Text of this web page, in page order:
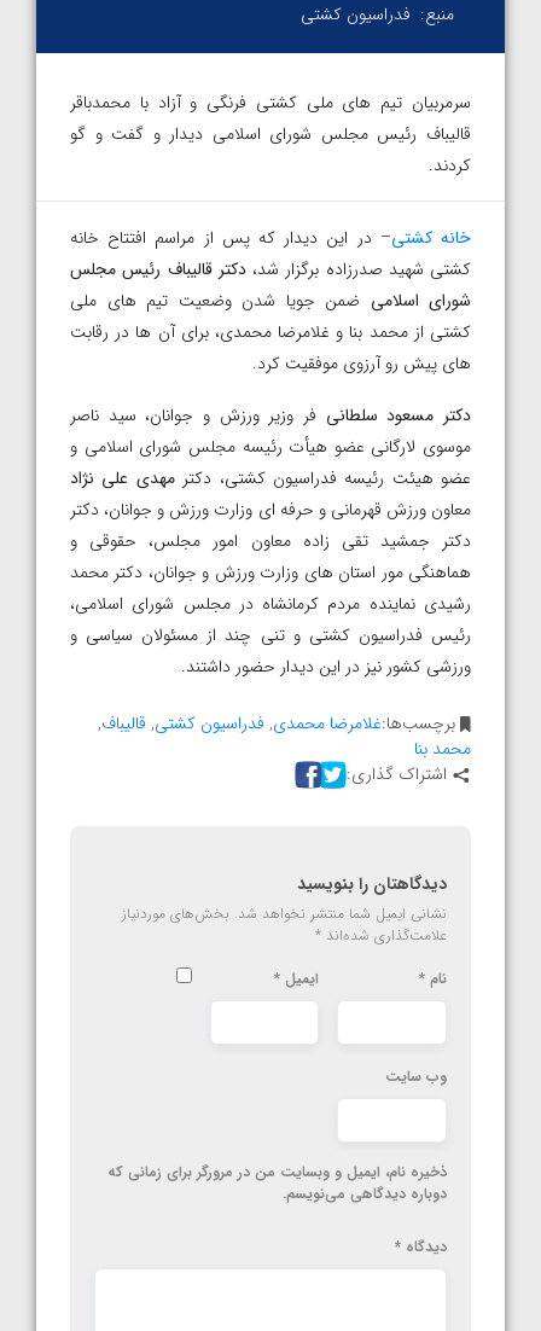
منبع: فدراسیون کشتی
سرمربیان تیم های ملی کشتی فرنگی و آزاد با محمدباقر
قالیباف رئیس مجلس شورای اسلامی دیدار و گفت و گو
کردند.
خانه کشتی– در این دیدار که پس از مراسم افتتاح خانه
کشتی شهید صدرزاده برگزار شد،دکتر قالیباف رئیس مجلس
شورای اسلامی ضمن جویا شدن وضعیت تیم های ملی
کشتی از محمد بنا و غلامرضا محمدی، برای آن ها در رقابت
های پیش رو آرزوی موفقیت کرد.
دکتر مسعود سلطانی فر وزیر ورزش و جوانان، سید ناصر
موسوی لارگانی عضو هیأت رئیسه مجلس شورای اسلامی و
عضو هیئت رئیسه فدراسیون کشتی، دکترمهدی علی نژاد
معاون ورزش قهرمانی و حرفه ای وزارت ورزش و جوانان، دکتر
دکتر جمشید تقی زاده معاون امور مجلس، حقوقی و
هماهنگی مور استان های وزارت ورزش و جوانان، دکتر محمد
رشیدی نماینده مردم کرمانشاه در مجلس شورای اسلامی،
رئیس فدراسیون کشتی و تنی چند از مسئولان سیاسی و
ورزشی کشور نیز در این دیدار حضور داشتند.
برچسب‌ها:غلامرضا محمدی, فدراسیون کشتی, قالیباف,
محمد بنا
اشتراک گذاری:
دیدگاهتان را بنویسید
نشانی ایمیل شما منتشر نخواهد شد. بخش‌های موردنیاز
علامت‌گذاری شده‌اند *
نام * ایمیل *
وب‌ سایت
ذخیره نام، ایمیل و وبسایت من در مرورگر برای زمانی که
دوباره دیدگاهی می‌نویسم.
دیدگاه *